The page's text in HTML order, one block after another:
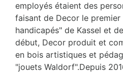
employés étaient des
faisant de Decor le
handicapés" de Kassel et
début, Decor produit et
en bois artistiques et
"jouets Waldorf".Depuis